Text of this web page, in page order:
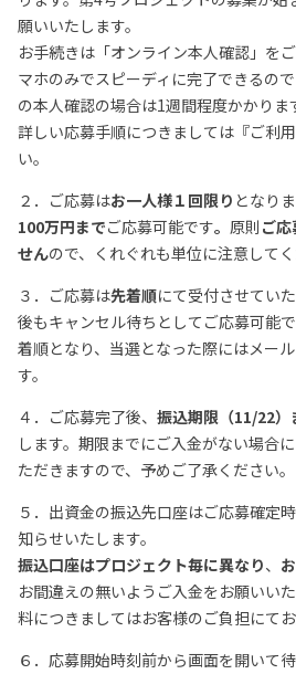
願いいたします。
お手続きは「オンライン本人確認」を
マホのみでスピーディに完了できるの
の本人確認の場合は1週間程度かかりま
詳しい応募手順につきましては『ご利
い。
２．ご応募はお一人様１回限り となりま
100万円までご応募可能です。 原則 ご
せんので、くれぐれも単位に注意してく
３．ご応募は先着順にて受付させてい
後もキャンセル待ちとしてご応募可能
着順となり、当選となった際にはメー
す。
４．ご応募完了後、 振込期限（11/22）
します。期限までにご入金がない場合
ただきますので、予めご了承ください。
５．出資金の振込先口座はご応募確定
知らせいたします。
振込口座はプロジェクト毎に異なり、
お間違えの無いようご入金をお願いい
料につきましてはお客様のご負担にてお
６．応募開始時刻前から画面を開いて